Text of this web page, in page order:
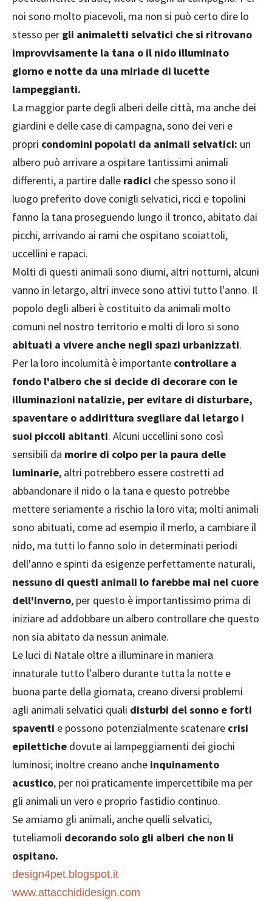
noi sono molto piacevoli, ma non si può certo dire lo
stesso per gli animaletti selvatici che si ritrovano
improvvisamente la tana o il nido illuminato
giorno e notte da una miriade di lucette
lampeggianti.
La maggior parte degli alberi delle città, ma anche dei
giardini e delle case di campagna, sono dei veri e
propri condomini popolati da animali selvatici: un
albero può arrivare a ospitare tantissimi animali
differenti, a partire dalle radici che spesso sono il
luogo preferito dove conigli selvatici, ricci e topolini
fanno la tana proseguendo lungo il tronco, abitato dai
picchi, arrivando ai rami che ospitano scoiattoli,
uccellini e rapaci.
Molti di questi animali sono diurni, altri notturni, alcuni
vanno in letargo, altri invece sono attivi tutto l'anno. Il
popolo degli alberi è costituito da animali molto
comuni nel nostro territorio e molti di loro si sono
abituati a vivere anche negli spazi urbanizzati.
Per la loro incolumità è importante controllare a
fondo l'albero che si decide di decorare con le
illuminazioni natalizie, per evitare di disturbare,
spaventare o addirittura svegliare dal letargo i
suoi piccoli abitanti. Alcuni uccellini sono così
sensibili da morire di colpo per la paura delle
luminarie, altri potrebbero essere costretti ad
abbandonare il nido o la tana e questo potrebbe
mettere seriamente a rischio la loro vita; molti animali
sono abituati, come ad esempio il merlo, a cambiare il
nido, ma tutti lo fanno solo in determinati periodi
dell'anno e spinti da esigenze perfettamente naturali,
nessuno di questi animali lo farebbe mai nel cuore
dell'inverno, per questo è importantissimo prima di
iniziare ad addobbare un albero controllare che questo
non sia abitato da nessun animale.
Le luci di Natale oltre a illuminare in maniera
innaturale tutto l'albero durante tutta la notte e
buona parte della giornata, creano diversi problemi
agli animali selvatici quali disturbi del sonno e forti
spaventi e possono potenzialmente scatenare crisi
epilettiche dovute ai lampeggiamenti dei giochi
luminosi; inoltre creano anche inquinamento
acustico, per noi praticamente impercettibile ma per
gli animali un vero e proprio fastidio continuo.
Se amiamo gli animali, anche quelli selvatici,
tuteliamoli decorando solo gli alberi che non li
ospitano.
design4pet.blogspot.it
www.attacchididesign.com